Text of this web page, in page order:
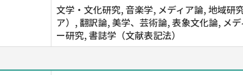
文学・文化研究, 音楽学, メディア論, 地域研
ア）, 翻訳論, 美学、芸術論, 表象文化論, メ
ー研究, 書誌学（文献表記法）